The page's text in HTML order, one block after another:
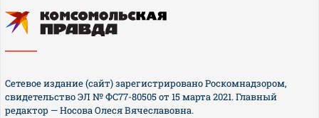
Сетевое издание (сайт) зарегистрировано Роскомнадзором,
свидетельство ЭЛ № ФС77-80505 от 15 марта 2021. Главный
редактор — Носова Олеся Вячеславовна.